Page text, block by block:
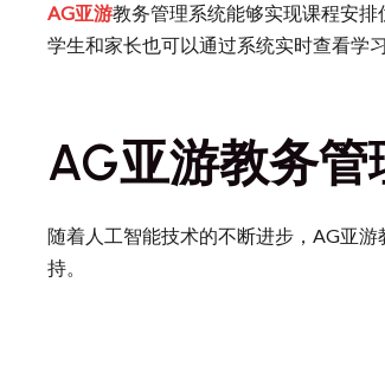
AG亚游教务管理系统能够实现课程安
学生和家长也可以通过系统实时查看学
AG亚游教务
随着人工智能技术的不断进步，AG亚
持。